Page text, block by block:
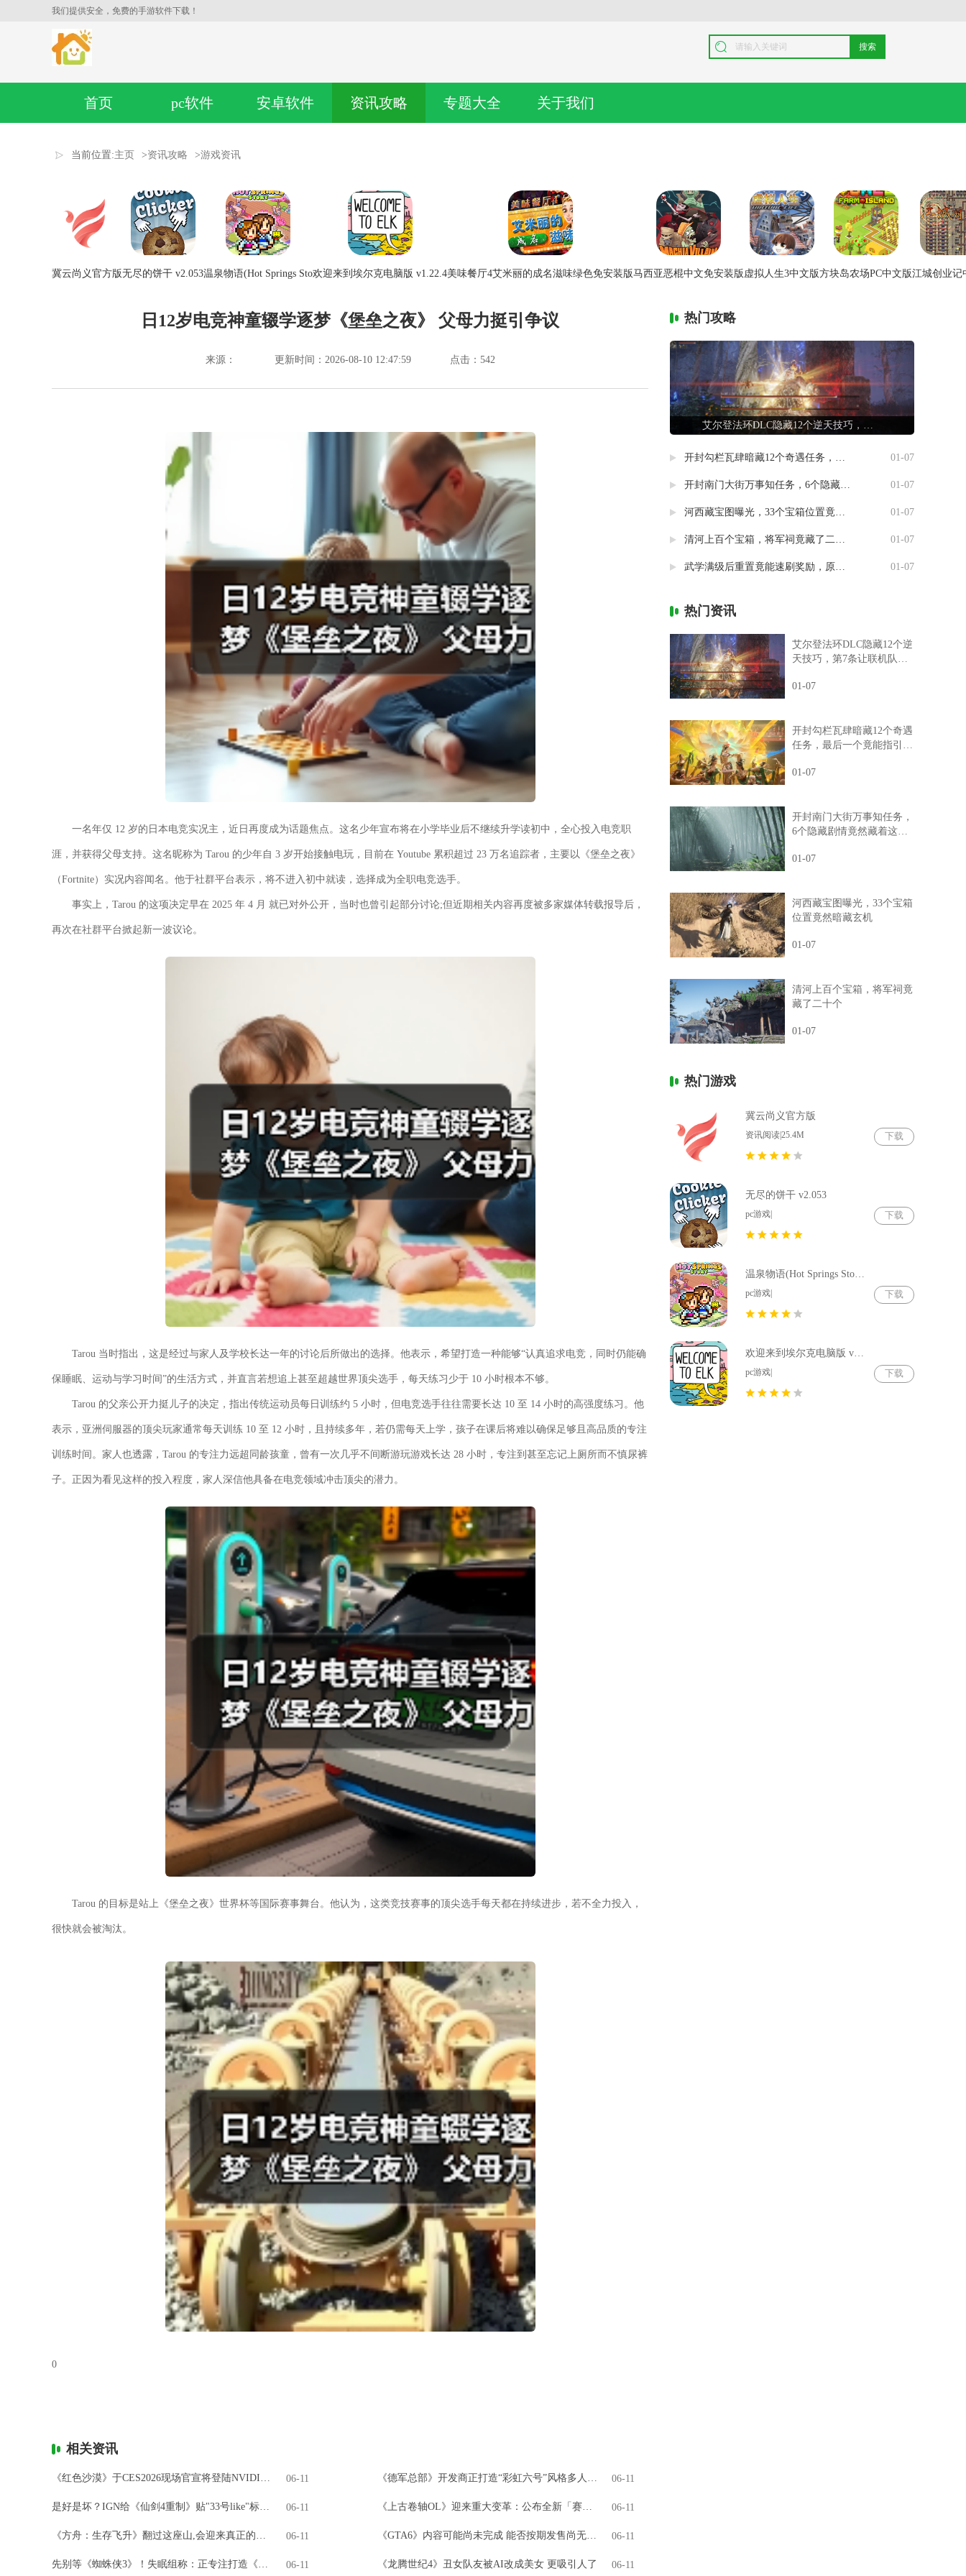
我们提供安全，免费的手游软件下载！
搜索
首页 pc软件 安卓软件 资讯攻略 专题大全 关于我们
当前位置:主页 >资讯攻略 >游戏资讯
冀云尚义官方版无尽的饼干 v2.053温泉物语(Hot Springs Sto欢迎来到埃尔克电脑版 v1.22.4美味餐厅4艾米丽的成名滋味绿色免安装版马西亚恶棍中文免安装版 虚拟人生3中文版方块岛农场PC中文版江城创业记
日12岁电竞神童辍学逐梦《堡垒之夜》 父母力挺引争议
来源： 更新时间：2026-08-10 12:47:59 点击： 542
一名年仅 12 岁的日本电竞实况主，近日再度成为话题焦点。这名少年宣布将在小学毕业后不继续升学读初中，全心投入电竞职
涯，并获得父母支持。这名昵称为 Tarou 的少年自 3 岁开始接触电玩，目前在 Youtube 累积超过 23 万名追踪者，主要以《堡垒之夜》
（Fortnite）实况内容闻名。他于社群平台表示，将不进入初中就读，选择成为全职电竞选手。
事实上，Tarou 的这项决定早在 2025 年 4 月 就已对外公开，当时也曾引起部分讨论;但近期相关内容再度被多家媒体转载报导后，
再次在社群平台掀起新一波议论。
Tarou 当时指出，这是经过与家人及学校长达一年的讨论后所做出的选择。他表示，希望打造一种能够“认真追求电竞，同时仍能确
保睡眠、运动与学习时间”的生活方式，并直言若想追上甚至超越世界顶尖选手，每天练习少于 10 小时根本不够。
Tarou 的父亲公开力挺儿子的决定，指出传统运动员每日训练约 5 小时，但电竞选手往往需要长达 10 至 14 小时的高强度练习。他
表示，亚洲伺服器的顶尖玩家通常每天训练 10 至 12 小时，且持续多年，若仍需每天上学，孩子在课后将难以确保足够且高品质的专注
训练时间。家人也透露，Tarou 的专注力远超同龄孩童，曾有一次几乎不间断游玩游戏长达 28 小时，专注到甚至忘记上厕所而不慎尿裤
子。正因为看见这样的投入程度，家人深信他具备在电竞领域冲击顶尖的潜力。
Tarou 的目标是站上《堡垒之夜》世界杯等国际赛事舞台。他认为，这类竞技赛事的顶尖选手每天都在持续进步，若不全力投入，
很快就会被淘汰。
0
相关资讯
《红色沙漠》于CES2026现场官宣将登陆NVIDIA GeForce NOW 06-11 《德军总部》开发商正打造“彩虹六号”风格多人游戏 06-11
是好是坏？IGN给《仙剑4重制》贴"33号like"标签引热议 06-11 《上古卷轴OL》迎来重大变革：公布全新「赛季」模式，引领全新时代 06-11
《方舟：生存飞升》翻过这座山,会迎来真正的飞升吗? 06-11 《GTA6》内容可能尚未完成 能否按期发售尚无定论 06-11
先别等《蜘蛛侠3》！失眠组称：正专注打造《金刚狼》 06-11 《龙腾世纪4》丑女队友被AI改成美女 更吸引人了 06-11
热门攻略
艾尔登法环DLC隐藏12个逆天技巧，第7条让联机队友惊掉下巴
开封勾栏瓦肆暗藏12个奇遇任务，最后一个竟能指引人生方向 01-07
开封南门大街万事知任务，6个隐藏剧情竟然藏着这样的秘密 01-07
河西藏宝图曝光，33个宝箱位置竟然暗藏玄机 01-07
清河上百个宝箱，将军祠竟藏了二十个 01-07
武学满级后重置竟能速刷奖励，原来流派挑战有这种捷径 01-07
热门资讯
艾尔登法环DLC隐藏12个逆
天技巧，第7条让联机队友
01-07
开封勾栏瓦肆暗藏12个奇遇
任务，最后一个竟能指引人
01-07
开封南门大街万事知任务，
6个隐藏剧情竟然藏着这样
01-07
河西藏宝图曝光，33个宝箱
位置竟然暗藏玄机
01-07
清河上百个宝箱，将军祠竟
藏了二十个
01-07
热门游戏
冀云尚义官方版
资讯阅读|25.4M 下载
无尽的饼干 v2.053
pc游戏| 下载
温泉物语(Hot Springs Story) v2.79
pc游戏| 下载
欢迎来到埃尔克电脑版 v1.22.4
pc游戏| 下载